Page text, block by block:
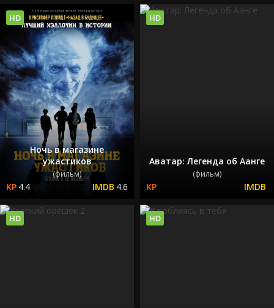
Ночь в магазине
ужастиков
(фильм)
4.4 4.6
HD
Аватар: Легенда об Аанге
(фильм)
HD
HD HD